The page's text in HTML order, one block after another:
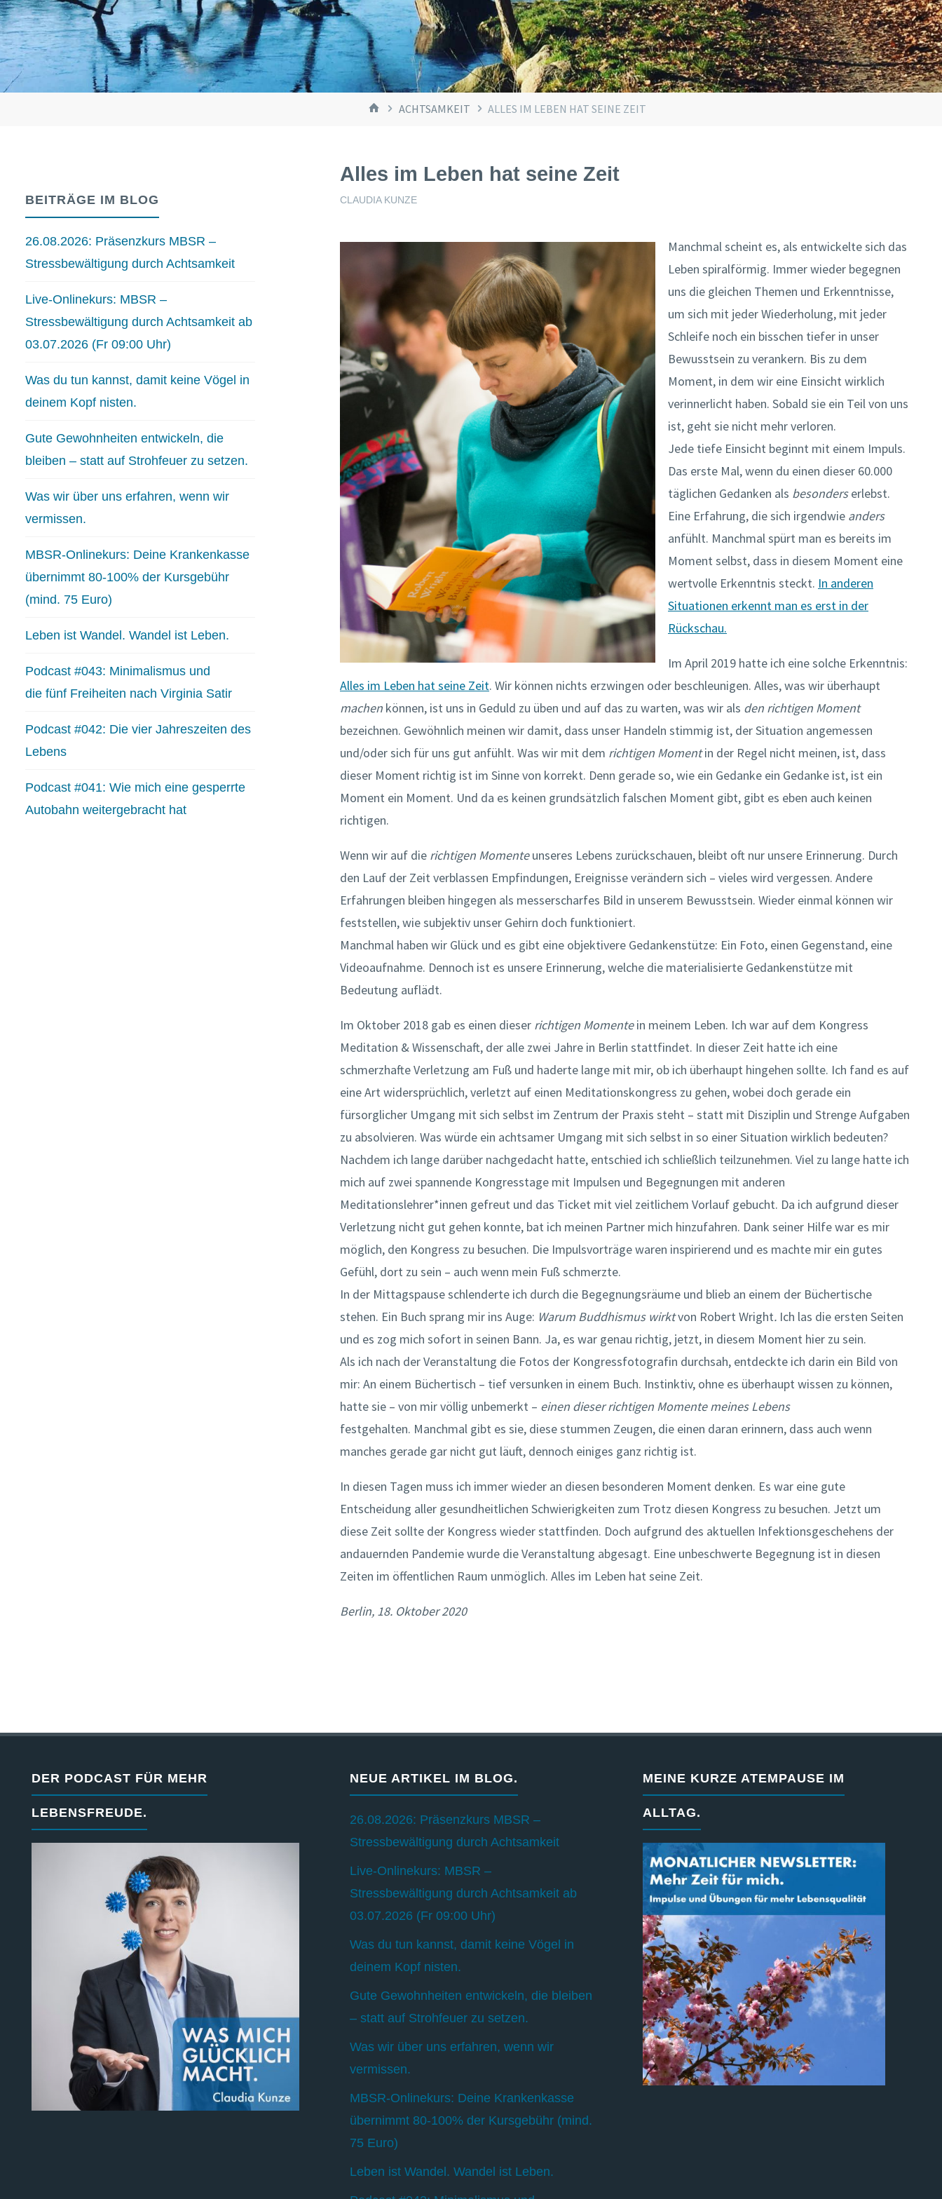
START
ACHTSAMKEIT ALLES IM LEBEN HAT SEINE ZEIT
Alles im Leben hat seine Zeit
CLAUDIA KUNZE
Manchmal scheint es, als entwickelte sich das
Leben spiralförmig. Immer wieder begegnen
uns die gleichen Themen und Erkenntnisse,
um sich mit jeder Wiederholung, mit jeder
Schleife noch ein bisschen tiefer in unser
Bewusstsein zu verankern. Bis zu dem
Moment, in dem wir eine Einsicht wirklich
verinnerlicht haben. Sobald sie ein Teil von uns
ist, geht sie nicht mehr verloren.
Jede tiefe Einsicht beginnt mit einem Impuls.
Das erste Mal, wenn du einen dieser 60.000
täglichen Gedanken als besonderserlebst.
Eine Erfahrung, die sich irgendwie anders
anfühlt. Manchmal spürt man es bereits im
Moment selbst, dass in diesem Moment eine
wertvolle Erkenntnis steckt. In anderen
Situationen erkennt man es erst in der
Rückschau.
Im April 2019 hatte ich eine solche Erkenntnis:
Alles im Leben hat seine Zeit. Wir können nichts erzwingen oder beschleunigen. Alles, was wir überhaupt
machen können, ist uns in Geduld zu üben und auf das zu warten, was wir als den richtigen Moment
bezeichnen. Gewöhnlich meinen wir damit, dass unser Handeln stimmig ist, der Situation angemessen
und/oder sich für uns gut anfühlt. Was wir mit dem richtigen Momentin der Regel nicht meinen, ist, dass
dieser Moment richtig ist im Sinne von korrekt. Denn gerade so, wie ein Gedanke ein Gedanke ist, ist ein
Moment ein Moment. Und da es keinen grundsätzlich falschen Moment gibt, gibt es eben auch keinen
richtigen.
Wenn wir auf die richtigen Momenteunseres Lebens zurückschauen, bleibt oft nur unsere Erinnerung. Durch
den Lauf der Zeit verblassen Empfindungen, Ereignisse verändern sich – vieles wird vergessen. Andere
Erfahrungen bleiben hingegen als messerscharfes Bild in unserem Bewusstsein. Wieder einmal können wir
feststellen, wie subjektiv unser Gehirn doch funktioniert.
Manchmal haben wir Glück und es gibt eine objektivere Gedankenstütze: Ein Foto, einen Gegenstand, eine
Videoaufnahme. Dennoch ist es unsere Erinnerung, welche die materialisierte Gedankenstütze mit
Bedeutung auflädt.
Im Oktober 2018 gab es einen dieser richtigen Momentein meinem Leben. Ich war auf dem Kongress
Meditation & Wissenschaft, der alle zwei Jahre in Berlin stattfindet. In dieser Zeit hatte ich eine
schmerzhafte Verletzung am Fuß und haderte lange mit mir, ob ich überhaupt hingehen sollte. Ich fand es auf
eine Art widersprüchlich, verletzt auf einen Meditationskongress zu gehen, wobei doch gerade ein
fürsorglicher Umgang mit sich selbst im Zentrum der Praxis steht – statt mit Disziplin und Strenge Aufgaben
zu absolvieren. Was würde ein achtsamer Umgang mit sich selbst in so einer Situation wirklich bedeuten?
Nachdem ich lange darüber nachgedacht hatte, entschied ich schließlich teilzunehmen. Viel zu lange hatte ich
mich auf zwei spannende Kongresstage mit Impulsen und Begegnungen mit anderen
Meditationslehrer*innen gefreut und das Ticket mit viel zeitlichem Vorlauf gebucht. Da ich aufgrund dieser
Verletzung nicht gut gehen konnte, bat ich meinen Partner mich hinzufahren. Dank seiner Hilfe war es mir
möglich, den Kongress zu besuchen. Die Impulsvorträge waren inspirierend und es machte mir ein gutes
Gefühl, dort zu sein – auch wenn mein Fuß schmerzte.
In der Mittagspause schlenderte ich durch die Begegnungsräume und blieb an einem der Büchertische
stehen. Ein Buch sprang mir ins Auge: Warum Buddhismus wirktvon Robert Wright. Ich las die ersten Seiten
und es zog mich sofort in seinen Bann. Ja, es war genau richtig, jetzt, in diesem Moment hier zu sein.
Als ich nach der Veranstaltung die Fotos der Kongressfotografin durchsah, entdeckte ich darin ein Bild von
mir: An einem Büchertisch – tief versunken in einem Buch. Instinktiv, ohne es überhaupt wissen zu können,
hatte sie – von mir völlig unbemerkt – einen dieser richtigen Momente meines Lebens
festgehalten. Manchmal gibt es sie, diese stummen Zeugen, die einen daran erinnern, dass auch wenn
manches gerade gar nicht gut läuft, dennoch einiges ganz richtig ist.
In diesen Tagen muss ich immer wieder an diesen besonderen Moment denken. Es war eine gute
Entscheidung aller gesundheitlichen Schwierigkeiten zum Trotz diesen Kongress zu besuchen. Jetzt um
diese Zeit sollte der Kongress wieder stattfinden. Doch aufgrund des aktuellen Infektionsgeschehens der
andauernden Pandemie wurde die Veranstaltung abgesagt. Eine unbeschwerte Begegnung ist in diesen
Zeiten im öffentlichen Raum unmöglich. Alles im Leben hat seine Zeit.
Berlin, 18. Oktober 2020
BEITRÄGE IM BLOG
26.08.2026: Präsenzkurs MBSR –
Stressbewältigung durch Achtsamkeit
Live-Onlinekurs: MBSR –
Stressbewältigung durch Achtsamkeit ab
03.07.2026 (Fr 09:00 Uhr)
Was du tun kannst, damit keine Vögel in
deinem Kopf nisten.
Gute Gewohnheiten entwickeln, die
bleiben – statt auf Strohfeuer zu setzen.
Was wir über uns erfahren, wenn wir
vermissen.
MBSR-Onlinekurs: Deine Krankenkasse
übernimmt 80-100% der Kursgebühr
(mind. 75 Euro)
Leben ist Wandel. Wandel ist Leben.
Podcast #043: Minimalismus und
die fünf Freiheiten nach Virginia Satir
Podcast #042: Die vier Jahreszeiten des
Lebens
Podcast #041: Wie mich eine gesperrte
Autobahn weitergebracht hat
DER PODCAST FÜR MEHR
LEBENSFREUDE.
NEUE ARTIKEL IM BLOG.
26.08.2026: Präsenzkurs MBSR –
Stressbewältigung durch Achtsamkeit
Live-Onlinekurs: MBSR –
Stressbewältigung durch Achtsamkeit ab
03.07.2026 (Fr 09:00 Uhr)
Was du tun kannst, damit keine Vögel in
deinem Kopf nisten.
Gute Gewohnheiten entwickeln, die bleiben
– statt auf Strohfeuer zu setzen.
Was wir über uns erfahren, wenn wir
vermissen.
MBSR-Onlinekurs: Deine Krankenkasse
übernimmt 80-100% der Kursgebühr (mind.
75 Euro)
Leben ist Wandel. Wandel ist Leben.
MEINE KURZE ATEMPAUSE IM
ALLTAG.